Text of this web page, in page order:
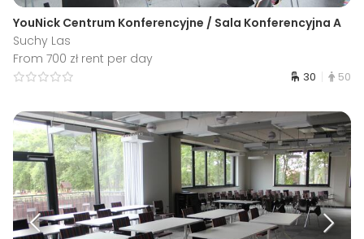
YouNick Centrum Konferencyjne / Sala Konferencyjna A
Suchy Las
From 700 zł rent per day
30 50